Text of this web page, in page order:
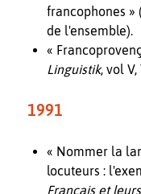
francophones »
de l'ensemble).
«
Linguistik, vol
1991
« Nommer la
locuteurs :
Français et